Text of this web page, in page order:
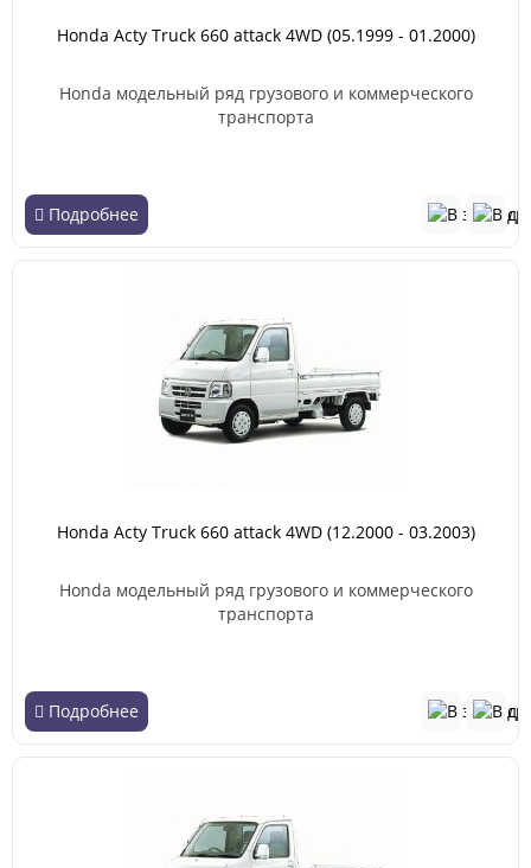
Honda Acty Truck 660 attack 4WD (05.1999 - 01.2000)
Honda модельный ряд грузового и коммерческого
транспорта
Подробнее
Honda Acty Truck 660 attack 4WD (12.2000 - 03.2003)
Honda модельный ряд грузового и коммерческого
транспорта
Подробнее